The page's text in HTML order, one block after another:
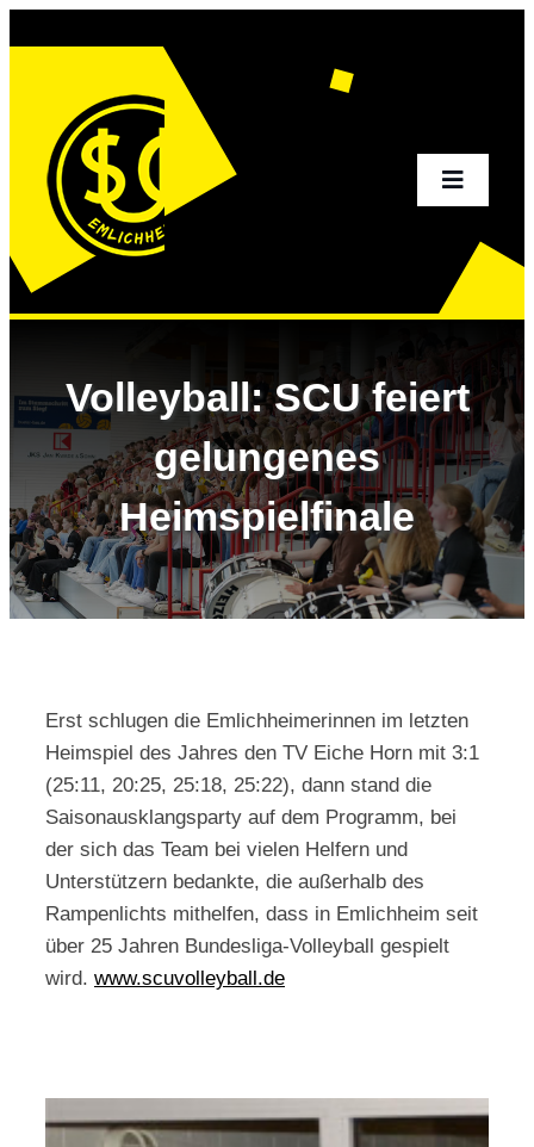
Toggle
Aktuelles
Sportangebot
Verein
Kontakt
Volleyball: SCU feiert
gelungenes
Heimspielfinale
Erst schlugen die Emlichheimerinnen im letzten
Heimspiel des Jahres den TV Eiche Horn mit 3:1
(25:11, 20:25, 25:18, 25:22), dann stand die
Saisonausklangsparty auf dem Programm, bei
der sich das Team bei vielen Helfern und
Unterstützern bedankte, die außerhalb des
Rampenlichts mithelfen, dass in Emlichheim seit
über 25 Jahren Bundesliga-Volleyball gespielt
wird. www.scuvolleyball.de